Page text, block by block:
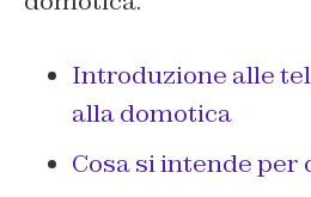
Introduzione alle
alla domotica
Cosa si intende per